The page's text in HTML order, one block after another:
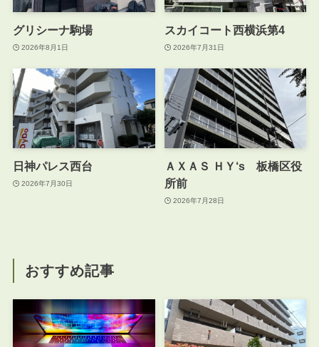
グリシーナ駒場
2026年8月1日
スカイコート西横浜第4
2026年7月31日
日神パレス西台
2026年7月30日
ＡＸＡＳ ＨＹ‘s 板橋区役
所前
2026年7月28日
おすすめ記事